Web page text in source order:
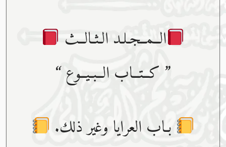
الــمــجـلـد الـثـالــث
” كــتــاب الــبـيــوع “
بـاب العرايا وغير ذلك.